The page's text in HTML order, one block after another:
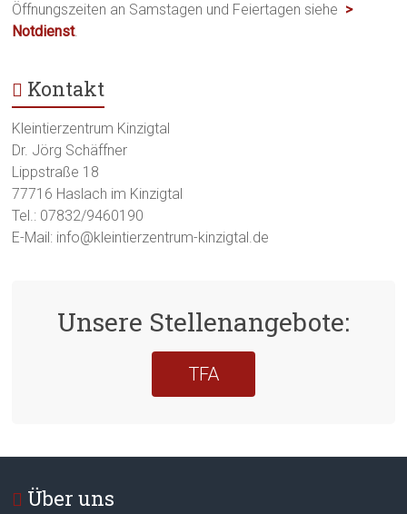
Öffnungszeiten an Samstagen und Feiertagen siehe >
Notdienst.
Kontakt
Kleintierzentrum Kinzigtal
Dr. Jörg Schäffner
Lippstraße 18
77716 Haslach im Kinzigtal
Tel.: 07832/9460190
E-Mail: info@kleintierzentrum-kinzigtal.de
Unsere Stellenangebote:
TFA
Über uns